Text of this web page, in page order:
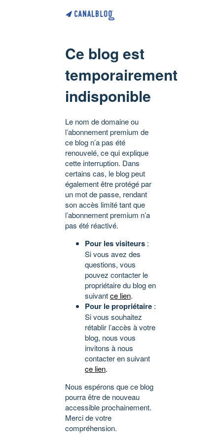
Ce blog est
temporairement
indisponible
Le nom de domaine ou
l’abonnement premium de
ce blog n’a pas été
renouvelé, ce qui explique
cette interruption. Dans
certains cas, le blog peut
également être protégé par
un mot de passe, rendant
son accès limité tant que
l’abonnement premium n’a
pas été réactivé.
Pour les visiteurs :
Si vous avez des
questions, vous
pouvez contacter le
propriétaire du blog en
suivantce lien.
Pour le propriétaire :
Si vous souhaitez
rétablir l’accès à votre
blog, nous vous
invitons à nous
contacter en suivant
ce lien.
Nous espérons que ce blog
pourra être de nouveau
accessible prochainement.
Merci de votre
compréhension.